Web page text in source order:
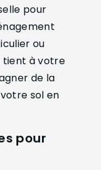
pour
ou
tient à votre
de la
sol en
pour